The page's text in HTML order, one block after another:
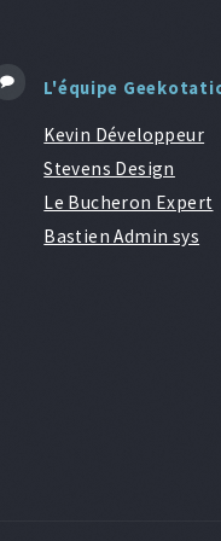
L'équipe
Kevin Développeur
Stevens Design
Le Bucheron Expert
Bastien Admin sys